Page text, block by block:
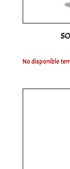
No disponible